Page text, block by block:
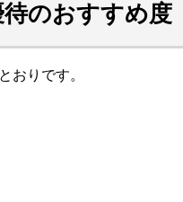
のおすすめ度
おりです。